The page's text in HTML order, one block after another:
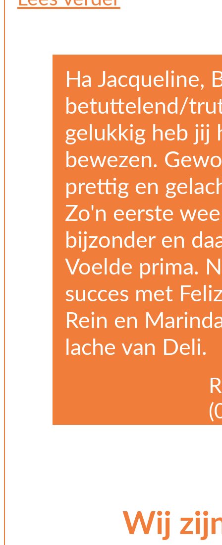
Ha Jacqueline,
betuttelend/
gelukkig heb jij
bewezen.
prettig en
Zo'n eerste
bijzonder en
Voelde prima.
succes met
Rein en
lache van Deli.
Wij